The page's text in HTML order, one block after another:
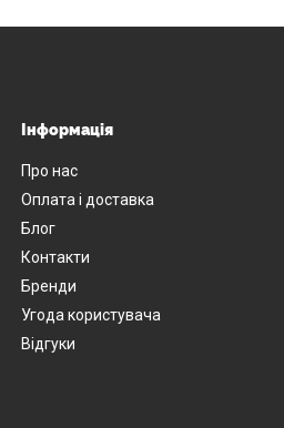
Інформація
Про нас
Оплата і доставка
Блог
Контакти
Бренди
Угода користувача
Відгуки